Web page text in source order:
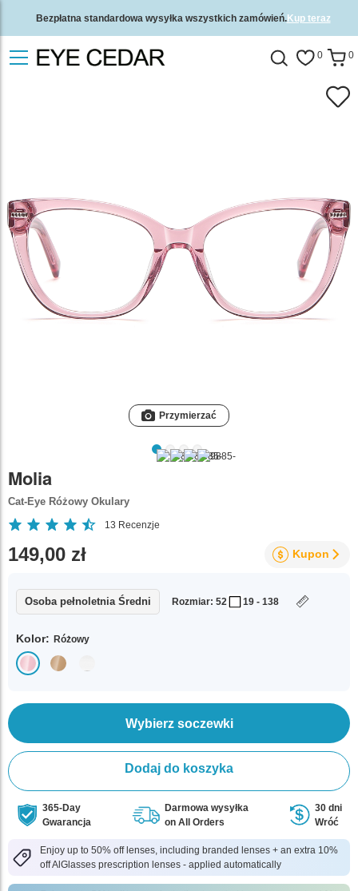
Bezpłatna standardowa wysyłka wszystkich zamówień.Kup teraz
2-letnia gwarancja jakości i 30-dniowa gwarancja zwrotu pieniędzy.
0 0
Przymierzać
Molia
Cat-Eye Różowy Okulary
13 Recenzje
149,00 zł Kupon
Osoba pełnoletnia Średni Rozmiar: 52 19 - 138
Kolor: Różowy
Wybierz soczewki
Dodaj do koszyka
365-Day
Gwarancja
Darmowa wysyłka
on All Orders
30 dni
Wróć
Enjoy up to 50% off lenses, including branded lenses + an extra 10%
off AlGlasses prescription lenses - applied automatically